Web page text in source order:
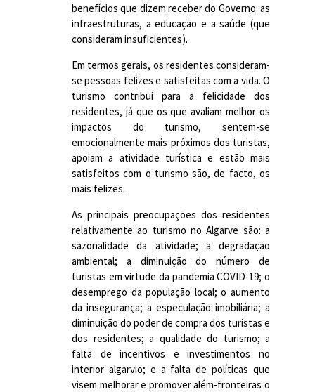
benefícios que dizem receber do Governo: as
infraestruturas, a educação e a saúde (que
consideram insuficientes).
Em termos gerais, os residentes consideram-
se pessoas felizes e satisfeitas com a vida. O
turismo contribui para a felicidade dos
residentes, já que os que avaliam melhor os
impactos do turismo, sentem-se
emocionalmente mais próximos dos turistas,
apoiam a atividade turística e estão mais
satisfeitos com o turismo são, de facto, os
mais felizes.
As principais preocupações dos residentes
relativamente ao turismo no Algarve são: a
sazonalidade da atividade; a degradação
ambiental; a diminuição do número de
turistas em virtude da pandemia COVID-19; o
desemprego da população local; o aumento
da insegurança; a especulação imobiliária; a
diminuição do poder de compra dos turistas e
dos residentes; a qualidade do turismo; a
falta de incentivos e investimentos no
interior algarvio; e a falta de políticas que
visem melhorar e promover além-fronteiras o